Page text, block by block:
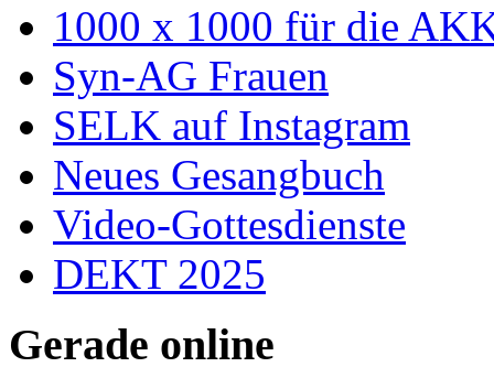
1000 x 1000 für die
Syn-AG Frauen
SELK auf Instagram
Neues Gesangbuch
Video-Gottesdienste
DEKT 2025
Gerade online